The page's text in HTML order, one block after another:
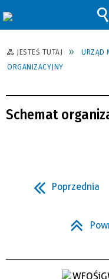
JESTEŚ TUTAJ URZĄD
ORGANIZACYJNY
Schemat
Poprzednia